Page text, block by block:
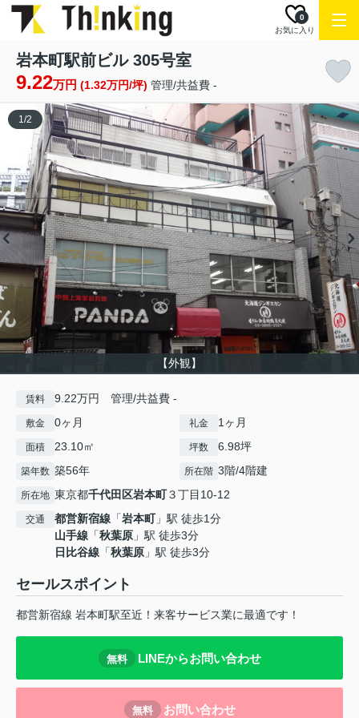
お気に入り
0
岩本町駅前ビル 305号室
9.22万円 (1.32万円/坪) 管理/共益費 -
【外観】
1/2
賃料 9.22万円 管理/共益費 -
敷金 0ヶ月 礼金 1ヶ月
面積 23.10㎡ 坪数 6.98坪
築年数 築56年 所在階 3階/4階建
所在地 東京都千代田区岩本町３丁目10-12
交通 都営新宿線 「岩本町」駅 徒歩1分
山手線 「秋葉原 」駅 徒歩3分
日比谷線 「秋葉原 」駅 徒歩3分
セールスポイント
都営新宿線 岩本町駅至近！来客サービス業に最適です！
無料 LINEからお問い合わせ
無料 お問い合わせ